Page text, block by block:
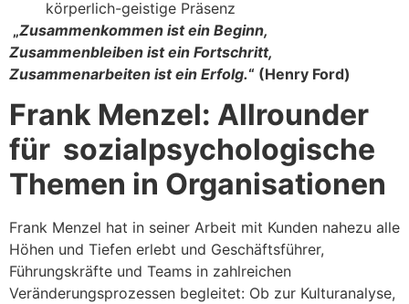
körperlich-geistige Präsenz
„Zusammenkommen ist ein Beginn,
Zusammenbleiben ist ein Fortschritt,
Zusammenarbeiten ist ein Erfolg.“ (Henry Ford)
Frank Menzel: Allrounder
für sozialpsychologische
Themen in Organisationen
Frank Menzel hat in seiner Arbeit mit Kunden nahezu alle
Höhen und Tiefen erlebt und Geschäftsführer,
Führungskräfte und Teams in zahlreichen
Veränderungsprozessen begleitet: Ob zur Kulturanalyse,